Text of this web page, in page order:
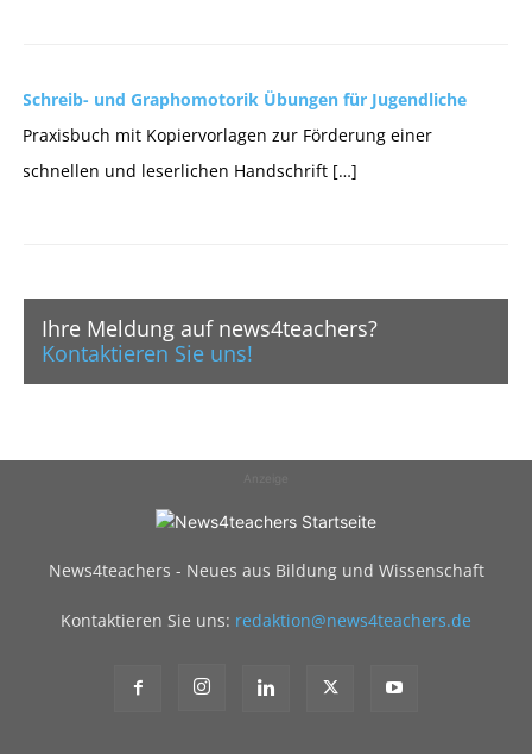
Schreib- und Graphomotorik Übungen für Jugendliche
Praxisbuch mit Kopiervorlagen zur Förderung einer
schnellen und leserlichen Handschrift […]
Ihre Meldung auf news4teachers?
Kontaktieren Sie uns!
News4teachers - Neues aus Bildung und Wissenschaft
Kontaktieren Sie uns: redaktion@news4teachers.de